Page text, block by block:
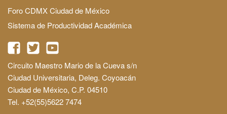
Foro CDMX Ciudad de México
Sistema de Productividad Académica
Circuito Maestro Mario de la Cueva s/n
Ciudad Universitaria, Deleg. Coyoacán
Ciudad de México, C.P. 04510
Tel. +52(55)5622 7474